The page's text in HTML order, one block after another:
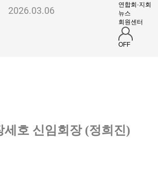
연합회·지회
뉴스
회원센터
OFF
2026.03.06
호 신임회장 (정희진)